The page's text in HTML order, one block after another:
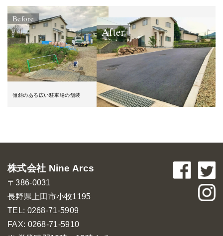
Before
After
傾斜のある広い駐車場の舗装
株式会社 Nine Arcs
〒386-0031
長野県上田市小牧1195
TEL: 0268-71-5909
FAX: 0268-71-5910